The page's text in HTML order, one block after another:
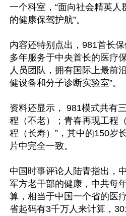
一个科室，“面向社会精英人
的健康保驾护航”。
内容还特别点出，981首长
多年服务于中央首长的医疗
人员团队，拥有国际上最前
健设备和分子诊断实验室”。
资料还显示， 981模式共有
程（不老）；青春再现工程
程（长寿）”，其中的150岁
片中完全一致。
中国时事评论人陆青指出，
军方老干部的健康，中共每
算，相当于中国一个省的医
省起码有3千万人来计算，